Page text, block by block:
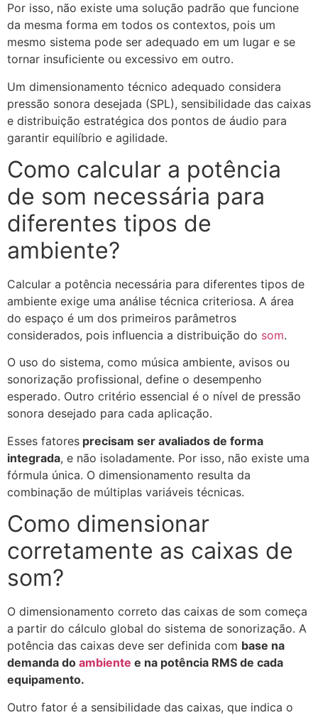
Por isso, não existe uma solução padrão que funcione
da mesma forma em todos os contextos, pois um
mesmo sistema pode ser adequado em um lugar e se
tornar insuficiente ou excessivo em outro.
Um dimensionamento técnico adequado considera
pressão sonora desejada (SPL), sensibilidade das caixas
e distribuição estratégica dos pontos de áudio para
garantir equilíbrio e agilidade.
Como calcular a potência
de som necessária para
diferentes tipos de
ambiente?
Calcular a potência necessária para diferentes tipos de
ambiente exige uma análise técnica criteriosa. A área
do espaço é um dos primeiros parâmetros
considerados, pois influencia a distribuição do som.
O uso do sistema, como música ambiente, avisos ou
sonorização profissional, define o desempenho
esperado. Outro critério essencial é o nível de pressão
sonora desejado para cada aplicação.
Esses fatores precisam ser avaliados de forma
integrada, e não isoladamente. Por isso, não existe uma
fórmula única. O dimensionamento resulta da
combinação de múltiplas variáveis técnicas.
Como dimensionar
corretamente as caixas de
som?
O dimensionamento correto das caixas de som começa
a partir do cálculo global do sistema de sonorização. A
potência das caixas deve ser definida com base na
demanda do ambiente e na potência RMS de cada
equipamento.
Outro fator é a sensibilidade das caixas, que indica o